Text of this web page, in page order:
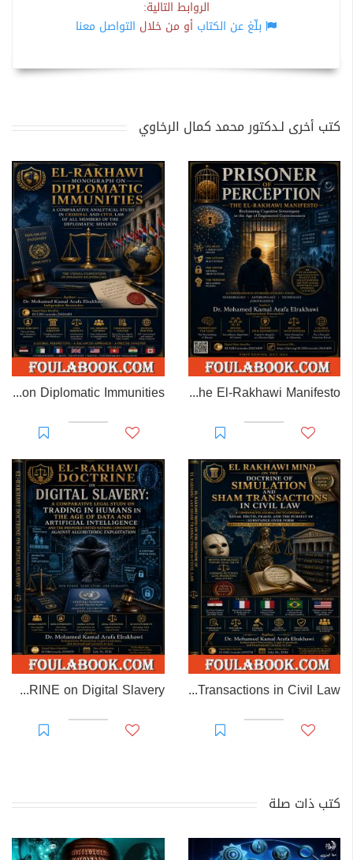
الروابط التالية:
بلّغ عن الكتاب أو من خلال التواصل معنا
كتب أخرى لـدكتور محمد كمال الرخاوي
Prisoner of Perception: The El-Rakhawi Manifesto
EL-RAKHAWI MONOGRAPH on Diplomatic Immunities
EL RAKHAWI MIND on the Doctrine of Simulation and Sham Transactions in Civil Law
EL-RAKHAWI DOCTRINE on Digital Slavery
كتب ذات صلة